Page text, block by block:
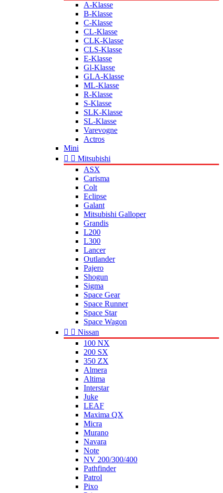
A-Klasse
B-Klasse
C-Klasse
CL-Klasse
CLK-Klasse
CLS-Klasse
E-Klasse
Gl-Klasse
GLA-Klasse
ML-Klasse
R-Klasse
S-Klasse
SLK-Klasse
SL-Klasse
Varevogne
Actros
Mini
  Mitsubishi
ASX
Carisma
Colt
Eclipse
Galant
Mitsubishi Galloper
Grandis
L200
L300
Lancer
Outlander
Pajero
Shogun
Sigma
Space Gear
Space Runner
Space Star
Space Wagon
  Nissan
100 NX
200 SX
350 ZX
Almera
Altima
Interstar
Juke
LEAF
Maxima QX
Micra
Murano
Navara
Note
NV 200/300/400
Pathfinder
Patrol
Pixo